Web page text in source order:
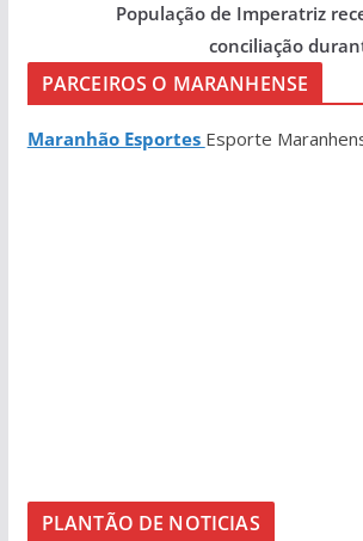
População de Imperatriz
conciliação
PARCEIROS O MARANHENSE
Maranhão Esportes Esporte
PLANTÃO DE NOTICIAS